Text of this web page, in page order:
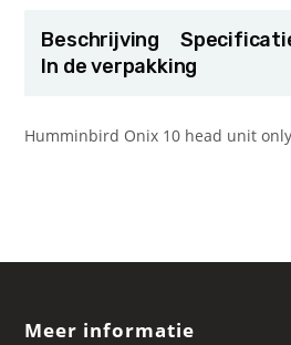
Beschrijving
In de verpakking
Humminbird Onix 10 head unit
Meer informatie